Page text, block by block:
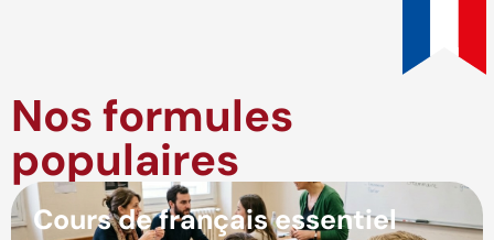
Nos formules
populaires
Cours de français essentiel